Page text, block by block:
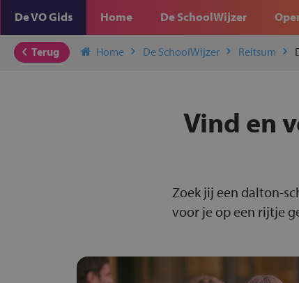
De VO Gids Home De SchoolWijzer
Terug Home De SchoolWijzer Reitsum
Vind en
Zoek jij een dalton-
voor je op een rijtje